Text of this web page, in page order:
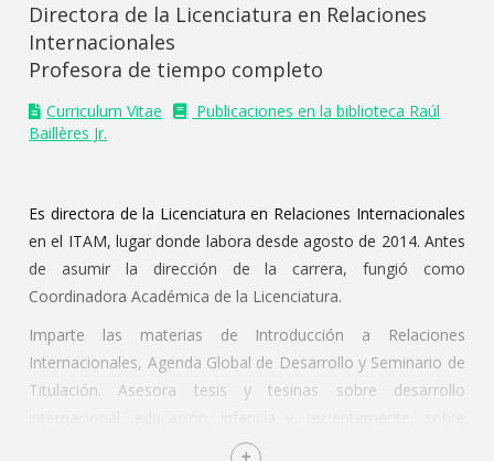
Directora de la Licenciatura en Relaciones
Internacionales
Profesora de tiempo completo
Curriculum Vitae
Publicaciones en la biblioteca Raúl
Baillères Jr.
Es directora de la Licenciatura en Relaciones Internacionales
en el ITAM, lugar donde labora desde agosto de 2014. Antes
de asumir la dirección de la carrera, fungió como
Coordinadora Académica de la Licenciatura.
Imparte las materias de Introducción a Relaciones
Internacionales, Agenda Global de Desarrollo y Seminario de
Titulación. Asesora tesis y tesinas sobre desarrollo
financiamiento ambiental. Además, es miembro del Consejo